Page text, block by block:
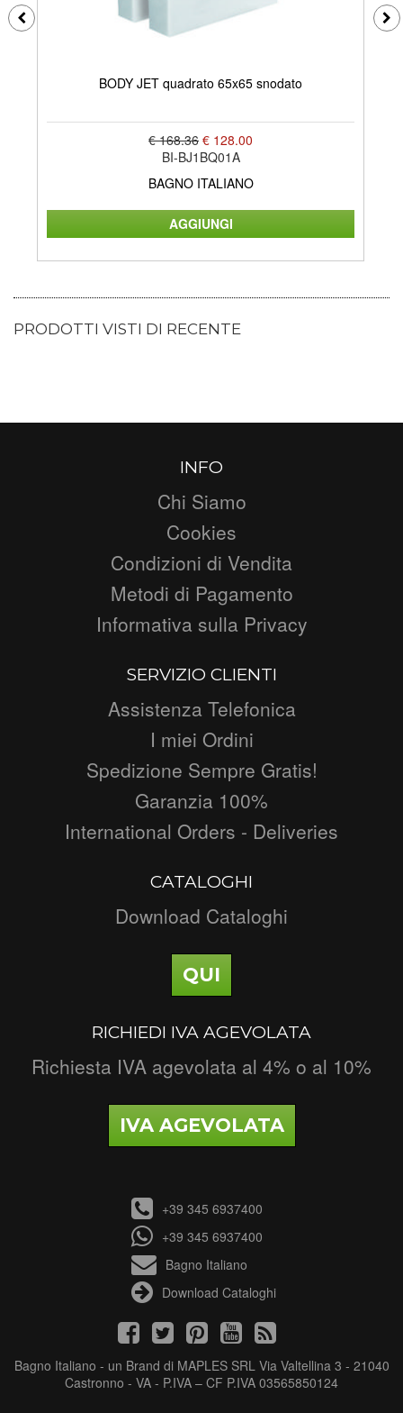
BODY JET quadrato 65x65 snodato
€ 168.36 € 128.00
BI-BJ1BQ01A
BAGNO ITALIANO
PRODOTTI VISTI DI RECENTE
INFO
Chi Siamo
Cookies
Condizioni di Vendita
Metodi di Pagamento
Informativa sulla Privacy
SERVIZIO CLIENTI
Assistenza Telefonica
I miei Ordini
Spedizione Sempre Gratis!
Garanzia 100%
International Orders - Deliveries
CATALOGHI
Download Cataloghi
QUI
RICHIEDI IVA AGEVOLATA
Richiesta IVA agevolata al 4% o al 10%
IVA AGEVOLATA
+39 345 6937400
+39 345 6937400
Bagno Italiano
Download Cataloghi
Bagno Italiano - un Brand di MAPLES SRL Via Valtellina 3 - 21040
Castronno - VA - P.IVA – CF P.IVA 03565850124